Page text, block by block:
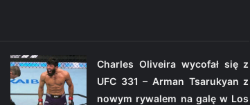
Charles Oliveira wycofał się z
UFC 331 – Arman Tsarukyan z
nowym rywalem na galę w Los